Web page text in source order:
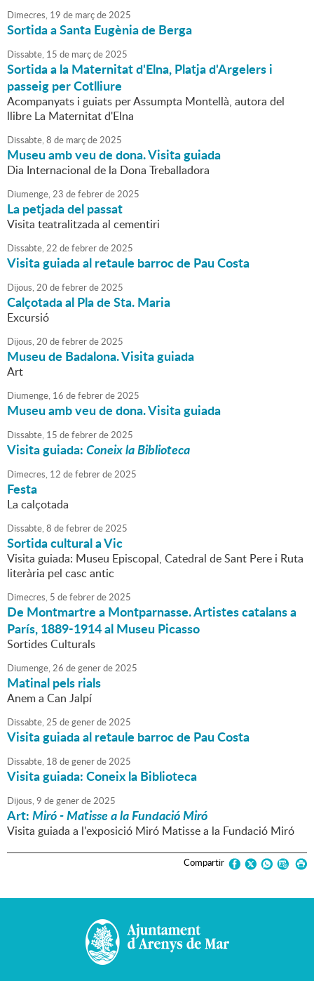
Dimecres, 19 de marçde2025
Sortida a Santa Eugènia de Berga
Dissabte, 15 de marçde2025
Sortida a la Maternitat d'Elna, Platja d'Argelers i
passeig per Cotlliure
Acompanyats i guiats per Assumpta Montellà, autora del
llibre La Maternitat d'Elna
Dissabte,8 de marçde2025
Museu amb veu de dona. Visita guiada
Dia Internacional de la Dona Treballadora
Diumenge,23 defebrerde2025
La petjada del passat
Visita teatralitzada al cementiri
Dissabte,22 defebrerde2025
Visita guiada al retaule barroc de Pau Costa
Dijous,20 defebrerde2025
Calçotada al Pla de Sta. Maria
Excursió
Dijous,20 defebrerde2025
Museu de Badalona. Visita guiada
Art
Diumenge, 16 defebrerde2025
Museu amb veu de dona. Visita guiada
Dissabte, 15 defebrerde2025
Visita guiada:Coneix la Biblioteca
Dimecres, 12 defebrerde2025
Festa
La calçotada
Dissabte,8 defebrerde2025
Sortida cultural a Vic
Visita guiada: Museu Episcopal, Catedral de Sant Pere i Ruta
literària pel casc antic
Dimecres, 5 defebrerde2025
De Montmartre a Montparnasse. Artistes catalans a
París, 1889-1914 al Museu Picasso
Sortides Culturals
Diumenge,26 degenerde2025
Matinal pels rials
Anem a Can Jalpí
Dissabte,25 degenerde2025
Visita guiada al retaule barroc de Pau Costa
Dissabte, 18 degenerde2025
Visita guiada: Coneix la Biblioteca
Dijous,9 degenerde2025
Art:Miró - Matisse a la Fundació Miró
Visita guiada a l'exposició Miró Matisse a la Fundació Miró
Compartir